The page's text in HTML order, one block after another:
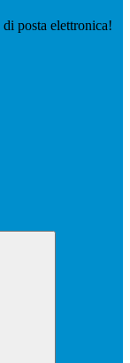
posta elettronica!